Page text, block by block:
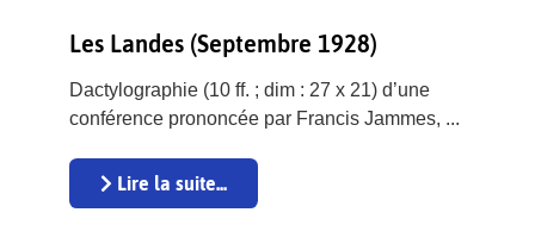
Les Landes (Septembre 1928)
Dactylographie (10 ff. ; dim : 27 x 21) d’une
conférence prononcée par Francis Jammes, ...
Lire la suite...